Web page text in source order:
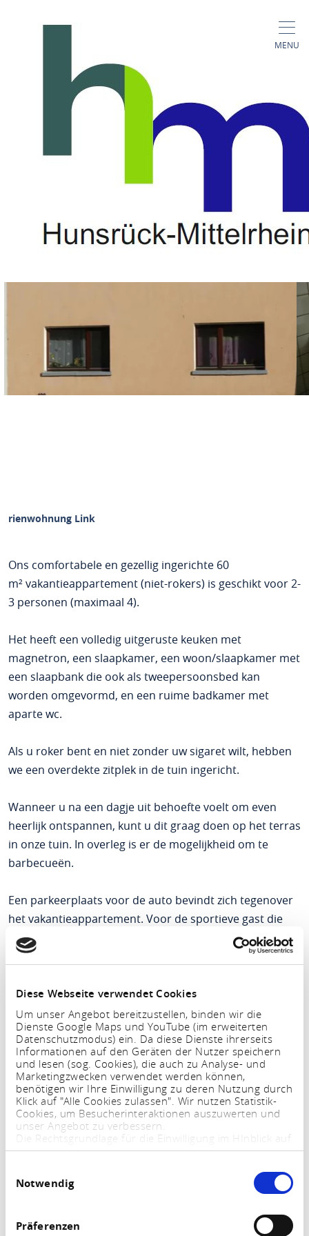
Diese Webseite verwendet Cookies
Um unser Angebot bereitzustellen, binden wir die
Dienste Google Maps und YouTube (im erweiterten
Datenschutzmodus) ein. Da diese Dienste ihrerseits
Informationen auf den Geräten der Nutzer speichern
und lesen (sog. Cookies), die auch zu Analyse- und
Marketingzwecken verwendet werden können,
benötigen wir Ihre Einwilligung zu deren Nutzung durch
Klick auf "Alle Cookies zulassen". Wir nutzen Statistik-
Cookies, um Besucherinteraktionen auszuwerten und
unser Angebot zu verbessern.
Die Rechtsgrundlage für die Einwilligung im HInblick auf
die Speicherung und das Auslesen von Informationen
Verarbeitung personenbezogener Daten Art. 6 Abs. 1
lit. a DSGVO.
widerrufen. Weitere Informationen finden Sie in
Notwendig
Präferenzen
MENU
Ferienwohnung Link
Chablisstraße100, 55430 Oberwesel
TELEFONISCH CONTACT
Link
Ons comfortabele en gezellig ingerichte 60
m² vakantieappartement (niet-rokers) is geschikt voor 2-
3 personen (maximaal 4).
Het heeft een volledig uitgeruste keuken met
magnetron, een slaapkamer, een woon/slaapkamer met
een slaapbank die ook als tweepersoonsbed kan
worden omgevormd, en een ruime badkamer met
aparte wc.
Als u roker bent en niet zonder uw sigaret wilt, hebben
we een overdekte zitplek in de tuin ingericht.
Wanneer u na een dagje uit behoefte voelt om even
heerlijk ontspannen, kunt u dit graag doen op het terras
in onze tuin. In overleg is er de mogelijkheid om te
barbecueën.
Een parkeerplaats voor de auto bevindt zich tegenover
het vakantieappartement. Voor de sportieve gast die
zijn fiets mee wil nemen, kan deze veilig in onze
fietsenstalling worden geplaatst.
De loopafstand naar de stad bedraagt 5 minuten. In ons
bedrijventerrein bevinden zich een LIDL, REWE en een
Rossmann drogisterij, die gemakkelijk met de auto te
bereiken zijn.
Kinderen tot en met 4 jaar zijn gratis.